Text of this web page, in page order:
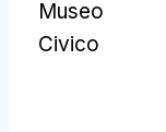
Museo
Civico